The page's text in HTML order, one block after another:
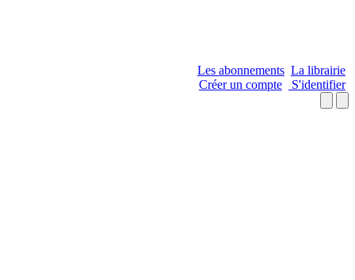
Les abonnements La librairie
Créer un compte
S'identifier